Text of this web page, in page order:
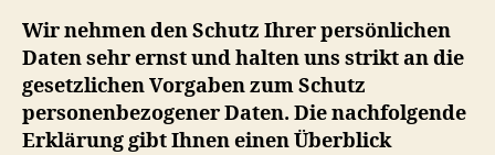
Wir nehmen den Schutz Ihrer persönlichen
Daten sehr ernst und halten uns strikt an die
gesetzlichen Vorgaben zum Schutz
personenbezogener Daten. Die nachfolgende
Erklärung gibt Ihnen einen Überblick